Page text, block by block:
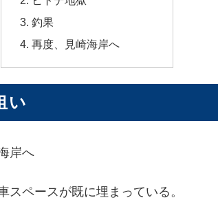
釣果
再度、見崎海岸へ
い
岸へ
スペースが既に埋まっている。